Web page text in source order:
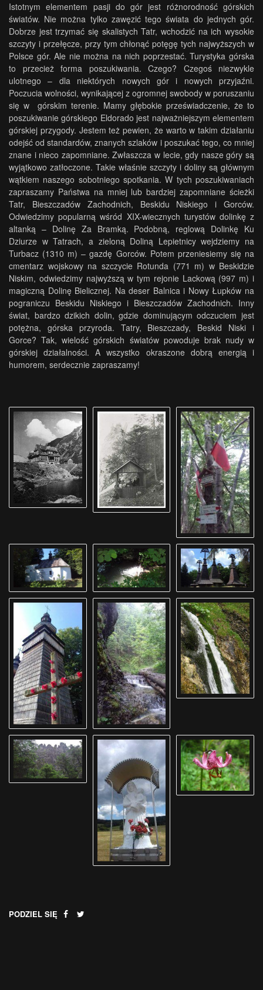
Istotnym elementem pasji do gór jest różnorodność górskich
światów. Nie można tylko zawęzić tego świata do jednych gór.
Dobrze jest trzymać się skalistych Tatr, wchodzić na ich wysokie
szczyty i przełęcze, przy tym chłonąć potęgę tych najwyższych w
Polsce gór. Ale nie można na nich poprzestać. Turystyka górska
to przecież forma poszukiwania. Czego? Czegoś niezwykle
ulotnego – dla niektórych nowych gór i nowych przyjaźni.
Poczucia wolności, wynikającej z ogromnej swobody w poruszaniu
się w górskim terenie. Mamy głębokie przeświadczenie, że to
poszukiwanie górskiego Eldorado jest najważniejszym elementem
górskiej przygody. Jestem też pewien, że warto w takim działaniu
odejść od standardów, znanych szlaków i poszukać tego, co mniej
znane i nieco zapomniane. Zwłaszcza w lecie, gdy nasze góry są
wyjątkowo zatłoczone. Takie właśnie szczyty i doliny są głównym
wątkiem naszego sobotniego spotkania. W tych poszukiwaniach
zapraszamy Państwa na mniej lub bardziej zapomniane ścieżki
Tatr, Bieszczadów Zachodnich, Beskidu Niskiego i Gorców.
Odwiedzimy popularną wśród XIX-wiecznych turystów dolinkę z
altanką – Dolinę Za Bramką. Podobną, reglową Dolinkę Ku
Dziurze w Tatrach, a zieloną Doliną Lepietnicy wejdziemy na
Turbacz (1310 m) – gazdę Gorców. Potem przeniesiemy się na
cmentarz wojskowy na szczycie Rotunda (771 m) w Beskidzie
Niskim, odwiedzimy najwyższą w tym rejonie Lackową (997 m) i
magiczną Dolinę Bielicznej. Na deser Balnica i Nowy Łupków na
pograniczu Beskidu Niskiego i Bieszczadów Zachodnich. Inny
świat, bardzo dzikich dolin, gdzie dominującym odczuciem jest
potężna, górska przyroda. Tatry, Bieszczady, Beskid Niski i
Gorce? Tak, wielość górskich światów powoduje brak nudy w
górskiej działalności. A wszystko okraszone dobrą energią i
humorem, serdecznie zapraszamy!
PODZIEL SIĘ